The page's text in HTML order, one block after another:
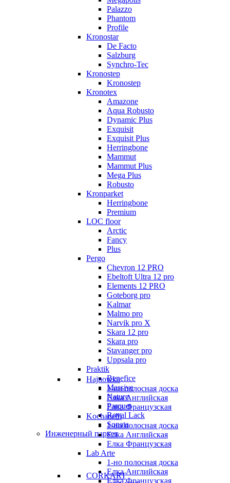
Palazzo
Phantom
Profile
Kronostar
De Facto
Salzburg
Synchro-Tec
Kronostep
Kronostep
Kronotex
Amazone
Aqua Robusto
Dynamic Plus
Exquisit
Exquisit Plus
Herringbone
Mammut
Mammut Plus
Mega Plus
Robusto
Kronparket
Herringbone
Premium
LOC floor
Arctic
Fancy
Plus
Pergo
Chevron 12 PRO
Ebeltoft Ultra 12 pro
Elements 12 PRO
Goteborg pro
Kalmar
Malmo pro
Narvik pro X
Skara 12 pro
Skara pro
Stavanger pro
Uppsala pro
Praktik
Benefice
Massive
Nature
Parquet
Royal Lack
Sonata
Инженерный паркет
Hajnowka
1-но полосная доска
Елка Английская
Елка Французская
Kochanelli
1-но полосная доска
Елка Английская
Елка Французская
Lab Arte
1-но полосная доска
Елка Английская
Елка Французская
CORKART